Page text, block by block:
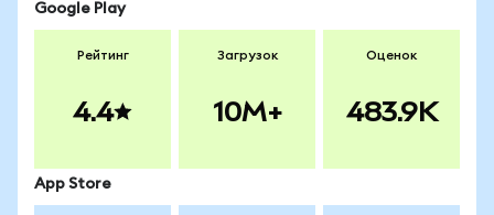
Google Play
Рейтинг
4.4
Загрузок
10M+
Оценок
483.9K
App Store